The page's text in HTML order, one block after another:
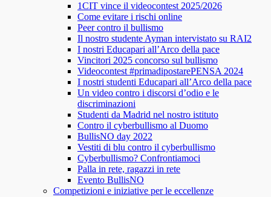
1CIT vince il videocontest 2025/2026
Come evitare i rischi online
Peer contro il bullismo
Il nostro studente Ayman intervistato su RAI2
I nostri Educapari all’Arco della pace
Vincitori 2025 concorso sul bullismo
Videocontest #primadipostarePENSA 2024
I nostri studenti Educapari all’Arco della pace
Un video contro i discorsi d’odio e le
discriminazioni
Studenti da Madrid nel nostro istituto
Contro il cyberbullismo al Duomo
BullisNO day 2022
Vestiti di blu contro il cyberbullismo
Cyberbullismo? Confrontiamoci
Palla in rete, ragazzi in rete
Evento BullisNO
Competizioni e iniziative per le eccellenze